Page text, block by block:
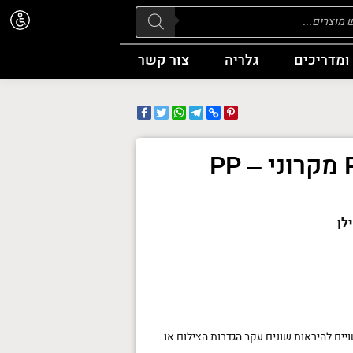
גלריה צור קשר
FacebookTwitter
WhatsApp
TelegramCopy
Link
Pinterest
חוט סריגה PP מקרוני – PP
להיראות שונים עקב הגדרות הצילום או